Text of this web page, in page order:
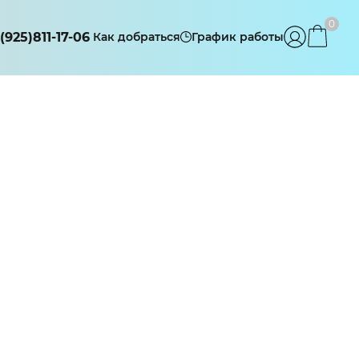
17-06 Как добраться График работы
0